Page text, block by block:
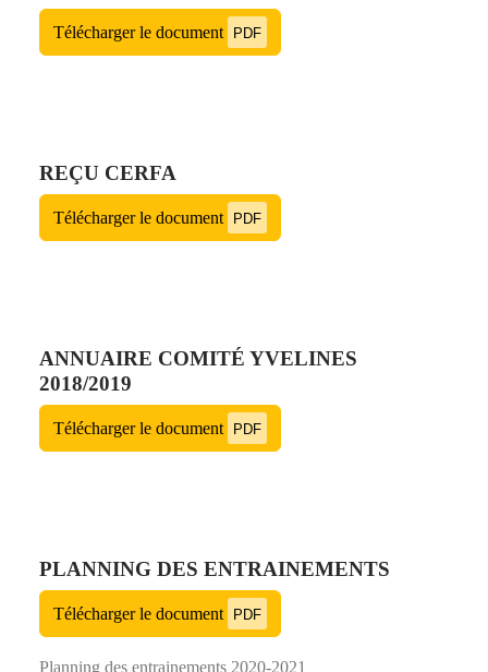
Télécharger le document PDF
REÇU CERFA
Télécharger le document PDF
ANNUAIRE COMITÉ YVELINES
2018/2019
Télécharger le document PDF
PLANNING DES ENTRAINEMENTS
Télécharger le document PDF
Planning des entrainements 2020-2021